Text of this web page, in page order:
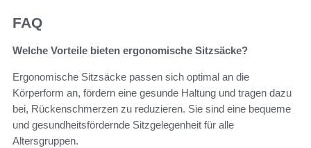
FAQ
Welche Vorteile bieten ergonomische Sitzsäcke?
Ergonomische Sitzsäcke passen sich optimal an die
Körperform an, fördern eine gesunde Haltung und tragen dazu
bei, Rückenschmerzen zu reduzieren. Sie sind eine bequeme
und gesundheitsfördernde Sitzgelegenheit für alle
Altersgruppen.